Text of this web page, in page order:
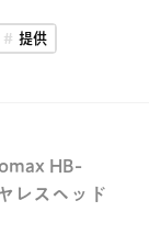
提供
HB-
レスヘッド